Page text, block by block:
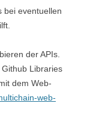
bei eventuellen
der APIs.
Libraries
dem Web-
web-